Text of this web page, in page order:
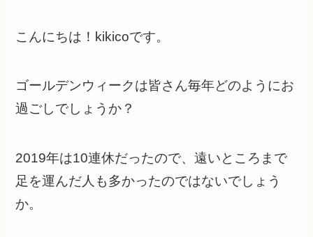
こんにちは！kikicoです。
ゴールデンウィークは皆さん毎年どのようにお
過ごしでしょうか？
2019年は10連休だったので、遠いところまで
足を運んだ人も多かったのではないでしょう
か。